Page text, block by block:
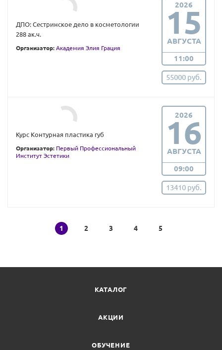
ДПО: Сестринское дело в косметологии
288 ак.ч.
Организатор: Академия Элия Грация
2026
15
АВГУСТА
11:00
55000 руб.
Курс Контурная пластика губ
Организатор: Первый Профессиональный
Институт Эстетики
2026
16
АВГУСТА
09:00
13410 руб.
1 2 3 4 5
КАТАЛОГ
АКЦИИ
ОБУЧЕНИЕ